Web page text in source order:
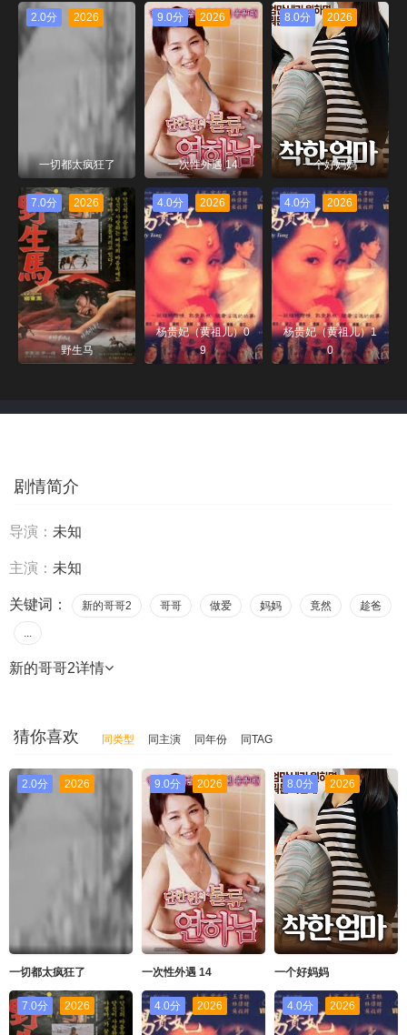
2.0分 2026
一切都太疯狂了
9.0分 2026
一次性外遇 14
8.0分 2026
一个好妈妈
7.0分 2026
野生马
4.0分 2026
杨贵妃（黄祖儿）0
9
4.0分 2026
杨贵妃（黄祖儿）1
0
剧情简介
导演： 未知
主演： 未知
关键词： 新的哥哥2 哥哥 做爱 妈妈 竟然 趁爸
...
新的哥哥2详情
猜你喜欢 同类型 同主演 同年份 同TAG
2.0分 2026
一切都太疯狂了
9.0分 2026
一次性外遇 14
8.0分 2026
一个好妈妈
7.0分 2026 4.0分 2026 4.0分 2026